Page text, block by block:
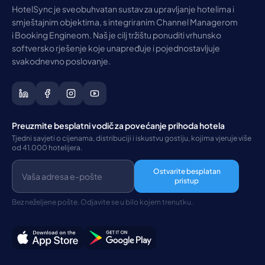
HotelSync je sveobuhvatan sustav za upravljanje hotelima i
smještajnim objektima, s integriranim Channel Managerom
i Booking Engineom. Naš je cilj tržištu ponuditi vrhunsko
softversko rješenje koje unapređuje i pojednostavljuje
svakodnevno poslovanje.
Preuzmite besplatni vodič za povećanje prihoda hotela
Tjedni savjeti o cijenama, distribuciji i iskustvu gostiju, kojima vjeruje više
od 41.000 hotelijera.
Ostvarite besplatan
pristup
Bez neželjene pošte. Odjavite se u bilo kojem trenutku.